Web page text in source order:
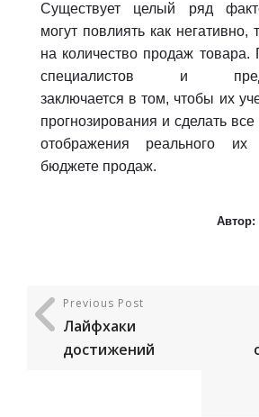
Существует целый ряд
могут повлиять как негативно,
на количество продаж товара.
специалистов и
заключается в том, чтобы их
прогнозирования и сделать
отображения реального их
бюджете продаж.
Автор:
Previous Post
Лайфхаки
достижений